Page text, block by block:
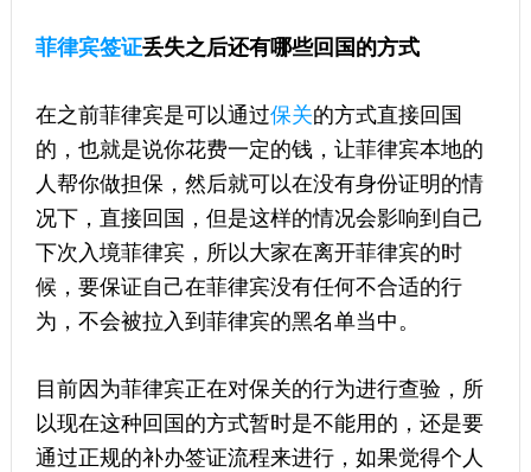
菲律宾签证丢失之后还有哪些回国的方式
在之前菲律宾是可以通过保关的方式直接回国
的，也就是说你花费一定的钱，让菲律宾本地的
人帮你做担保，然后就可以在没有身份证明的情
况下，直接回国，但是这样的情况会影响到自己
下次入境菲律宾，所以大家在离开菲律宾的时
候，要保证自己在菲律宾没有任何不合适的行
为，不会被拉入到菲律宾的黑名单当中。
目前因为菲律宾正在对保关的行为进行查验，所
以现在这种回国的方式暂时是不能用的，还是要
通过正规的补办签证流程来进行，如果觉得个人